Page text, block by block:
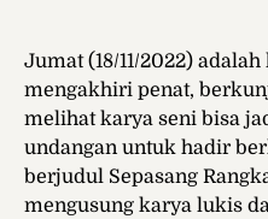
Jumat (18/11/2022)
mengakhiri penat,
melihat karya seni bisa
undangan untuk hadir
berjudul Sepasang
mengusung karya lukis